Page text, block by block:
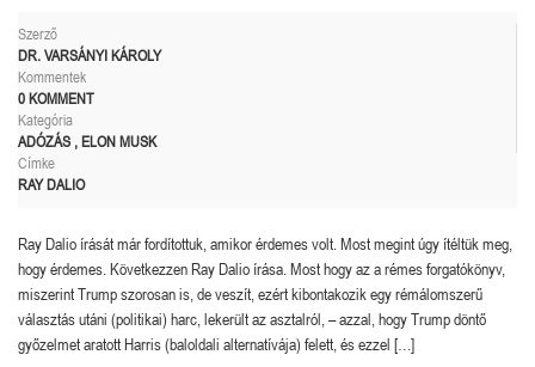
Szerző
DR. VARSÁNYI KÁROLY
Kommentek
0 KOMMENT
Kategória
ADÓZÁS , ELON MUSK
Címke
RAY DALIO
Ray Dalio írását már fordítottuk, amikor érdemes volt. Most megint úgy ítéltük meg,
hogy érdemes. Következzen Ray Dalio írása. Most hogy az a rémes forgatókönyv,
miszerint Trump szorosan is, de veszít, ezért kibontakozik egy rémálomszerű
választás utáni (politikai) harc, lekerült az asztalról, – azzal, hogy Trump döntő
győzelmet aratott Harris (baloldali alternatívája) felett, és ezzel […]